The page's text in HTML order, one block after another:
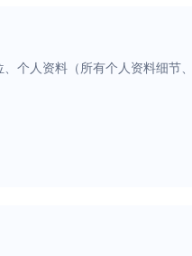
个人资料（所有个人资料细